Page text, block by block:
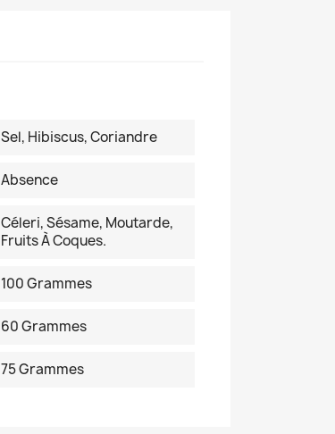
Sel, Hibiscus, Coriandre
Absence
Céleri, Sésame, Moutarde,
Fruits À Coques.
100 Grammes
60 Grammes
75 Grammes